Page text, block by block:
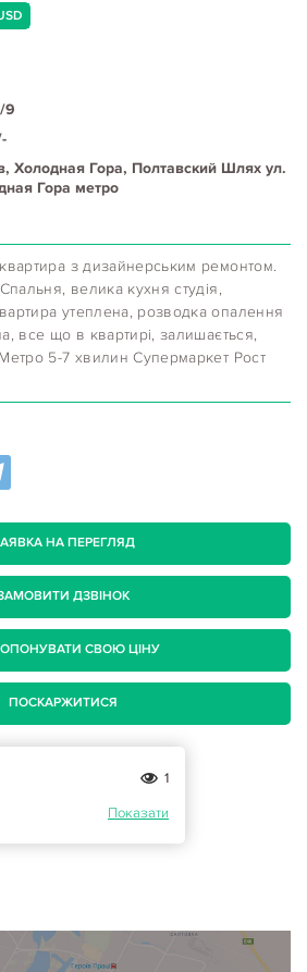
9
Холодная Гора, Полтавский Шлях ул.
Гора метро
з дизайнерським ремонтом.
велика кухня студія,
утеплена, розводка опалення
все що в квартирі, залишається,
5-7 хвилин Супермаркет Рост
НА ПЕРЕГЛЯД
ДЗВІНОК
СВОЮ ЦІНУ
ПОСКАРЖИТИСЯ
1
Показати